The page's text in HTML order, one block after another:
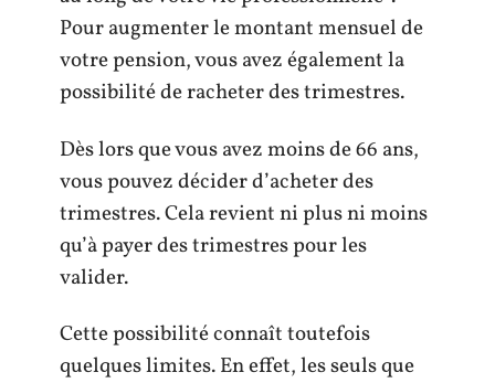
Pour augmenter le montant mensuel de
votre pension, vous avez également la
possibilité de racheter des trimestres.
Dès lors que vous avez moins de 66 ans,
vous pouvez décider d’acheter des
trimestres. Cela revient ni plus ni moins
qu’à payer des trimestres pour les
valider.
Cette possibilité connaît toutefois
quelques limites. En effet, les seuls que